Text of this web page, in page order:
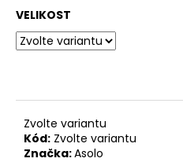
VELIKOST
Zvolte variantu
Kód: Zvolte variantu
Značka:Asolo
D
o
p
u
č
u